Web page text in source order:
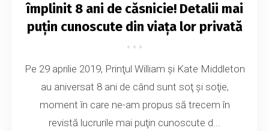
împlinit 8 ani de căsnicie! Detalii mai
puțin cunoscute din viața lor privată
Pe 29 aprilie 2019, Prinţul William şi Kate Middleton
au aniversat 8 ani de când sunt soţ şi soţie,
moment în care ne-am propus să trecem în
revistă lucrurile mai puţin cunoscute d...